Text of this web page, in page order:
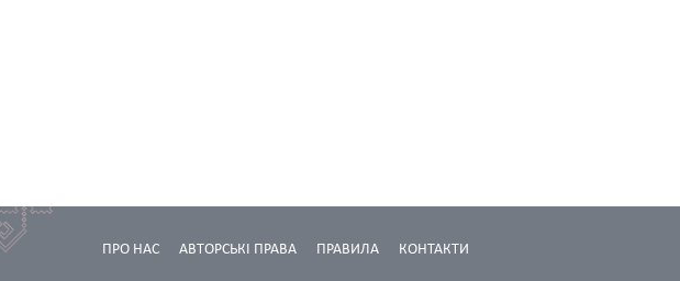
КОНТАКТИ
ПРАВИЛА
АВТОРСЬКІ ПРАВА
ПРО НАС